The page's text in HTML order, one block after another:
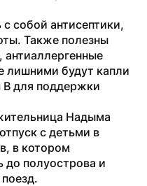
собой антисептики,
Также полезны
лишними будут капли
B для поддержки
Надыма
с детьми в
в котором
до полуострова и